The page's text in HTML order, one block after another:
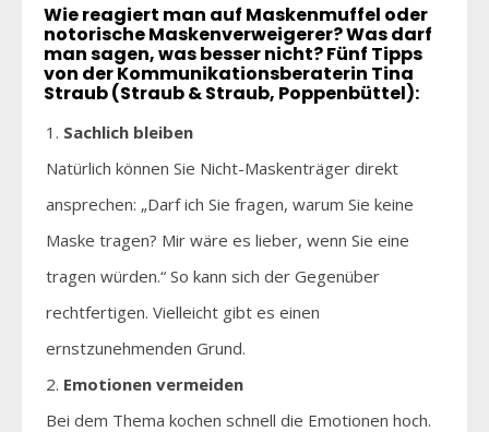
Wie reagiert man auf Maskenmuffel oder
notorische Maskenverweigerer? Was darf
man sagen, was besser nicht? Fünf Tipps
von der Kommunikationsberaterin Tina
Straub (Straub & Straub, Poppenbüttel):
Sachlich bleiben
Natürlich können Sie Nicht-Maskenträger direkt
ansprechen: „Darf ich Sie fragen, warum Sie keine
Maske tragen? Mir wäre es lieber, wenn Sie eine
tragen würden.“ So kann sich der Gegenüber
rechtfertigen. Vielleicht gibt es einen
ernstzunehmenden Grund.
Emotionen vermeiden
Bei dem Thema kochen schnell die Emotionen hoch.